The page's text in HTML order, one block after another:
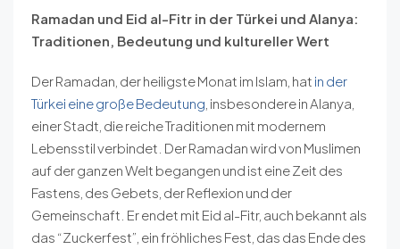
Ramadan und Eid al-Fitr in der Türkei und Alanya:
Traditionen, Bedeutung und kultureller Wert
Der Ramadan, der heiligste Monat im Islam, hat in der
Türkei eine große Bedeutung , insbesondere in Alanya,
einer Stadt, die reiche Traditionen mit modernem
Lebensstil verbindet. Der Ramadan wird von Muslimen
auf der ganzen Welt begangen und ist eine Zeit des
Fastens, des Gebets, der Reflexion und der
Gemeinschaft. Er endet mit Eid al-Fitr, auch bekannt als
das “Zuckerfest”, ein fröhliches Fest, das das Ende des